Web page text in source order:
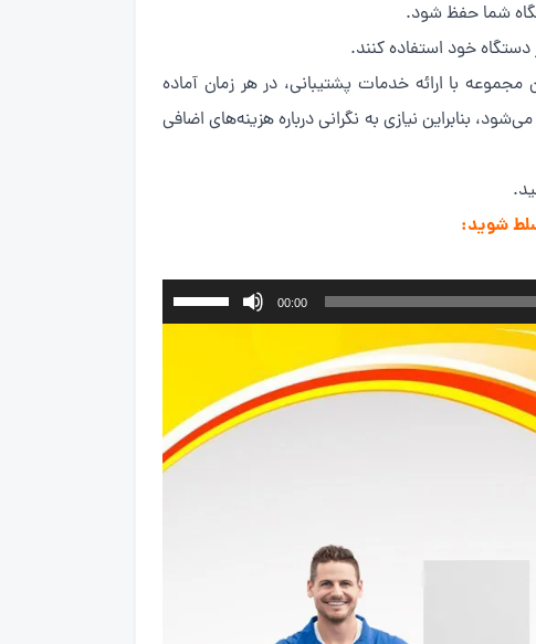
شما حفظ شود.
دستگاه خود استفاده کنند.
با ارائه خدمات پشتیبانی، در هر زمان آماده
بنابراین نیازی به نگرانی درباره هزینه‌های اضافی
شوید:
00:00
از
کلیدهای
بالا